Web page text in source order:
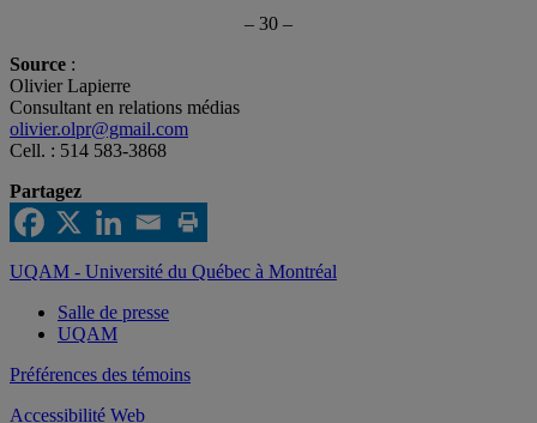
– 30 –
Source :
Olivier Lapierre
Consultant en relations médias
olivier.olpr@gmail.com
Cell. : 514 583-3868
Partagez
UQAM - Université du Québec à Montréal
Salle de presse
UQAM
Préférences des témoins
Accessibilité Web